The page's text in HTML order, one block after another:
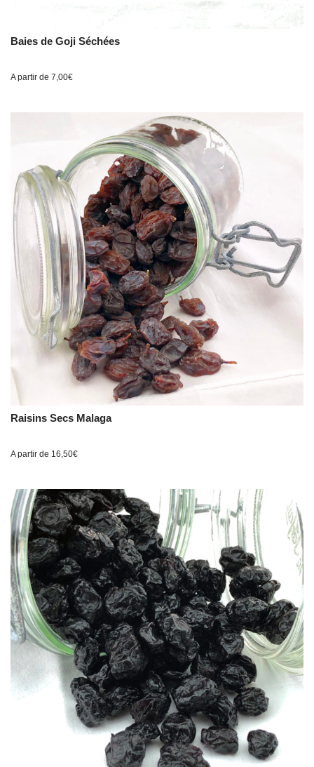
Baies de Goji Séchées
A partir de 7,00€
Raisins Secs Malaga
A partir de 16,50€